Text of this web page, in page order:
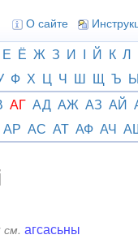
О сайте
Е Ё Ж З И І Й К Л
Ф Х Ц Ч Ш Щ Ъ Ы
АГ АД АЖ АЗ АЙ
АР АС АТ АФ АЧ
см. агсасьны